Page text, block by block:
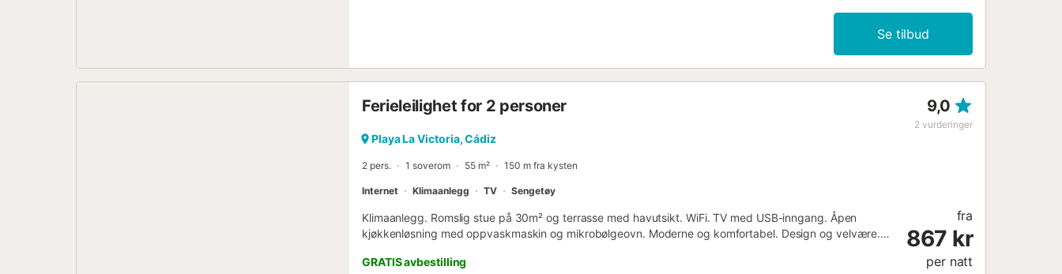
familier med spedbarn. Stranden er svært nær, noe som gjør det enkelt å nyte kystaktiviteter og
Parkering er tilgjengelig etter forhåndsavtale og mot en tilleggsavgift. - Sikkerhetskameraer er installert
Se tilbud
Ferieleilighet for 2 personer 9,0
2 vurderinger
Playa La Victoria, Cádiz
2 pers. 1 soverom 55 m² 150 m fra kysten
Internet Klimaanlegg TV Sengetøy
Klimaanlegg. Romslig stue på 30m² og terrasse med havutsikt. WiFi. TV med USB-inngang. Åpen
kjøkkenløsning med oppvaskmaskin og mikrobølgeovn. Moderne og komfortabel. Design og velvære.
strandtjenester. Fellesområdene i bygget er renovert og tilpasset, med to heiser....
GRATIS avbestilling
fra
867 kr
per natt